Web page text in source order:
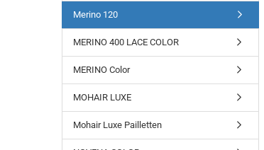
Merino 120
MERINO 400 LACE COLOR
MERINO Color
MOHAIR LUXE
Mohair Luxe Pailletten